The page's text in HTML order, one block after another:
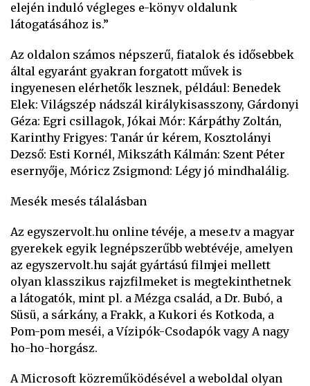
elején induló végleges e-könyv oldalunk
látogatásához is.”
Az oldalon számos népszerű, fiatalok és idősebbek
által egyaránt gyakran forgatott művek is
ingyenesen elérhetők lesznek, például: Benedek
Elek: Világszép nádszál királykisasszony, Gárdonyi
Géza: Egri csillagok, Jókai Mór: Kárpáthy Zoltán,
Karinthy Frigyes: Tanár úr kérem, Kosztolányi
Dezső: Esti Kornél, Mikszáth Kálmán: Szent Péter
esernyője, Móricz Zsigmond: Légy jó mindhalálig.
Mesék mesés tálalásban
Az egyszervolt.hu online tévéje, a mese.tv a magyar
gyerekek egyik legnépszerűbb webtévéje, amelyen
az egyszervolt.hu saját gyártású filmjei mellett
olyan klasszikus rajzfilmeket is megtekinthetnek
a látogatók, mint pl. a Mézga család, a Dr. Bubó, a
Süsü, a sárkány, a Frakk, a Kukori és Kotkoda, a
Pom-pom meséi, a Vízipók-Csodapók vagy A nagy
ho-ho-horgász.
A Microsoft közreműködésével a weboldal olyan